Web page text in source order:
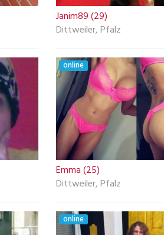
Janim89 (29)
Dittweiler, Pfalz
online
Emma (25)
Dittweiler, Pfalz
online